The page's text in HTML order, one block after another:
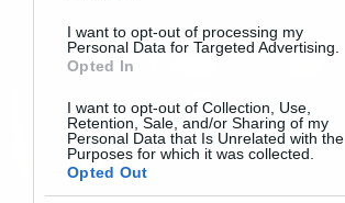
I want to opt-out of processing my
Personal Data for Targeted Advertising.
Opted In
I want to opt-out of Collection, Use,
Retention, Sale, and/or Sharing of my
Personal Data that Is Unrelated with the
Purposes for which it was collected.
Opted Out